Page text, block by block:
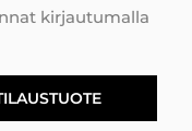
kirjautumalla